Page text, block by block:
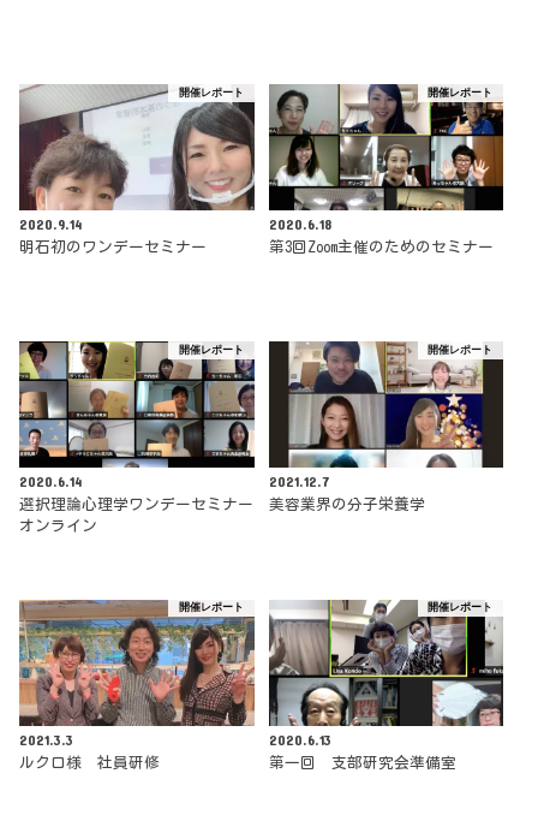
開催レポート
2020.9.14
明石初のワンデーセミナー
開催レポート
2020.6.18
第3回Zoom主催のためのセミナー
開催レポート
2020.6.14
選択理論心理学ワンデーセミナー
オンライン
開催レポート
2021.12.7
美容業界の分子栄養学
開催レポート
2021.3.3
ルクロ様 社員研修
開催レポート
2020.6.13
第一回 支部研究会準備室